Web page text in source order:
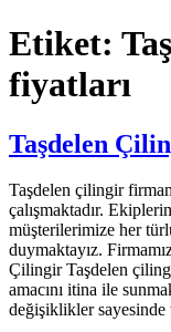
Etiket:
fiyatları
Taşdelen
Taşdelen çilingir
çalışmaktadır.
müşterilerimize her
duymaktayız.
Çilingir Taşdelen
amacını itina ile
değişiklikler